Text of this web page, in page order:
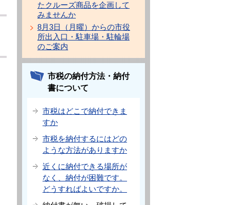
たクルーズ商品を企画して
みませんか
8月3日（月曜）からの市役
所出入口・駐車場・駐輪場
のご案内
市税の納付方法・納付
書について
市税はどこで納付できま
すか
市税を納付するにはどの
ような方法がありますか
近くに納付できる場所が
なく、納付が困難です。
どうすればよいですか。